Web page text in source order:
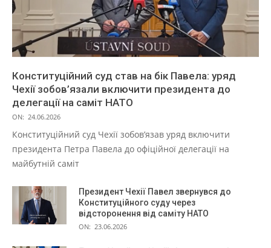
Конституційний суд став на бік Павела: уряд
Чехії зобов’язали включити президента до
делегації на саміт НАТО
ON: 24.06.2026
Конституційний суд Чехії зобов’язав уряд включити
президента Петра Павела до офіційної делегації на
майбутній саміт
Президент Чехії Павел звернувся до
Конституційного суду через
відсторонення від саміту НАТО
ON: 23.06.2026